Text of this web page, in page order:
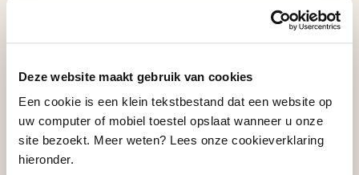
Deze website maakt gebruik van cookies
Een cookie is een klein tekstbestand dat een website op
uw computer of mobiel toestel opslaat wanneer u onze
site bezoekt. Meer weten? Lees onze cookieverklaring
hieronder.
Bij het creëren van de voorstellingen zoeken ze de
samenwerking tussen jonge talenten en ervaren
experimenteren toe, zowel in de repetitieruimte als
voor publiek. Nieuwe voorstellingen worden – net
zoals in hetoff-Broadway-circuit – tijdens het
ontwikkelingsproces al getest in lezing- of